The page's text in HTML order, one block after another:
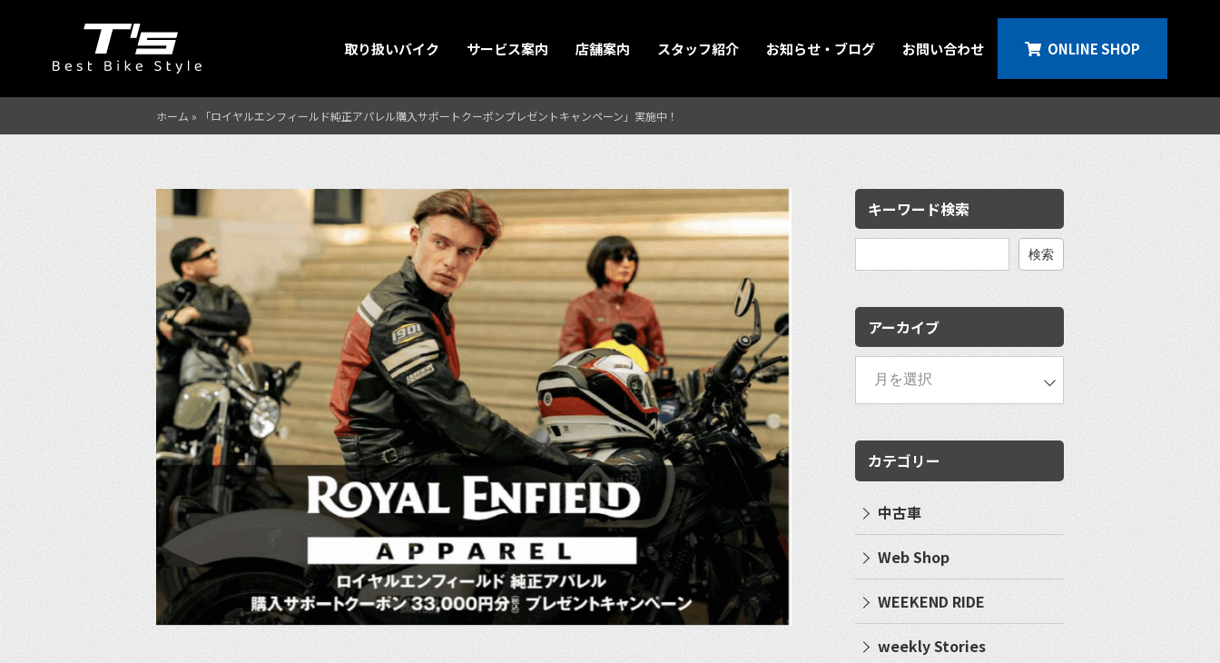
取り扱いバイク サービス案内 店舗案内 スタッフ紹介 お知らせ・ブログ お問い合わせ ONLINE SHOP
ホーム » 「ロイヤルエンフィールド純正アパレル購入サポートクーポンプレゼントキャンペーン」実施中！
キーワード検索
検
アーカイブ
カテゴリー
中古車
Web Shop
WEEKEND RIDE
weekly Stories